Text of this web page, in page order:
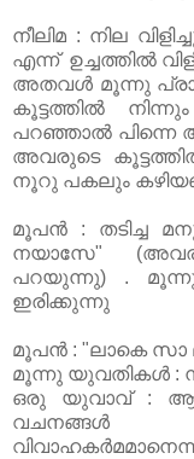
നീലിമ : നില
എന്ന് ഉച്ചത്തിൽ
അതവൾ മൂന്നു
കൂട്ടത്തിൽ
പറഞ്ഞാൽ പിന്നെ
അവരുടെ
നൂറു പകലും
മൂപൻ : തടിച്ച
നയാസേ"
പറയുന്നു) . മൂന്നു
ഇരിക്കുന്നു
മൂപൻ : "ലാകെ സാ
മൂന്നു യുവതികൾ :
ഒരു യുവാവ് :
വചനങ്ങൾ